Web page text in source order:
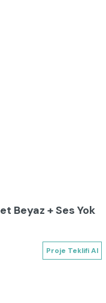
Beyaz + Ses Yok
Proje Teklifi Al